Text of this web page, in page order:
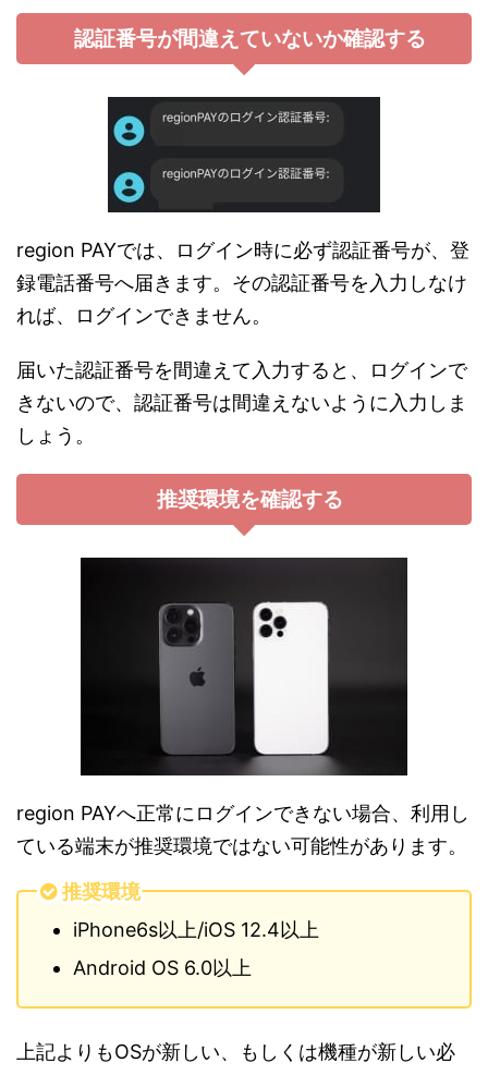
認証番号が間違えていないか確認する
region PAYでは、ログイン時に必ず認証番号が、登
録電話番号へ届きます。その認証番号を入力しなけ
れば、ログインできません。
届いた認証番号を間違えて入力すると、ログインで
きないので、認証番号は間違えないように入力しま
しょう。
推奨環境を確認する
region PAYへ正常にログインできない場合、利用し
ている端末が推奨環境ではない可能性があります。
推奨環境
iPhone6s以上/iOS 12.4以上
Android OS 6.0以上
上記よりもOSが新しい、もしくは機種が新しい必